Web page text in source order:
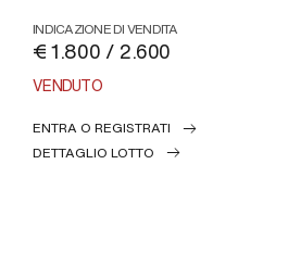
INDICAZIONE DI VENDITA
€ 1.800 / 2.600
VENDUTO
ENTRA O REGISTRATI
DETTAGLIO LOTTO